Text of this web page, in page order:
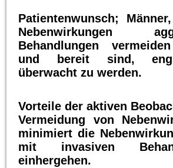
Patientenwunsch;
Nebenwirkungen
Behandlungen
und bereit sind,
überwacht zu werden.
Vorteile der aktiven
Vermeidung von
minimiert die
mit invasiven
einhergehen.